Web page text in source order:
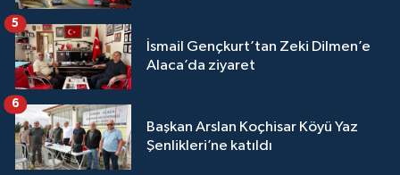
İsmail Gençkurt’tan Zeki Dilmen’e
Alaca’da ziyaret
5
Başkan Arslan Koçhisar Köyü Yaz
Şenlikleri’ne katıldı
6